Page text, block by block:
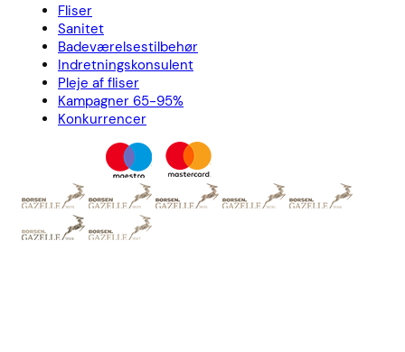
Fliser
Sanitet
Badeværelsestilbehør
Indretningskonsulent
Pleje af fliser
Kampagner 65-95%
Konkurrencer